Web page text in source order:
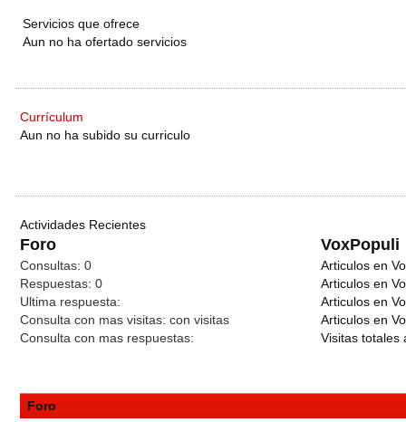
Servicios que ofrece
Aun no ha ofertado servicios
Currículum
Aun no ha subido su curriculo
Actividades Recientes
Foro VoxPopuli
Consultas: 0
Respuestas: 0
Ultima respuesta:
Consulta con mas visitas: con visitas
Consulta con mas respuestas:
Articulos en
Articulos en
Articulos en
Articulos en
Visitas totales
Foro